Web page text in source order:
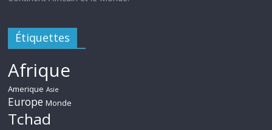
Étiquettes
Afrique
Amerique Asie
Europe Monde
Tchad